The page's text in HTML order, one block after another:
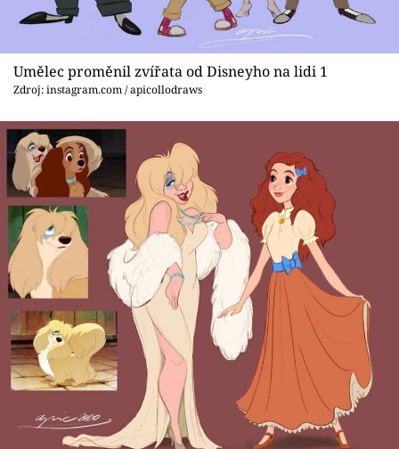
Sledujte prima+
Přihlášení
Sledujte nás
Umělec proměnil zvířata od Disneyho na lidi 1
Zdroj: instagram.com / apicollodraws